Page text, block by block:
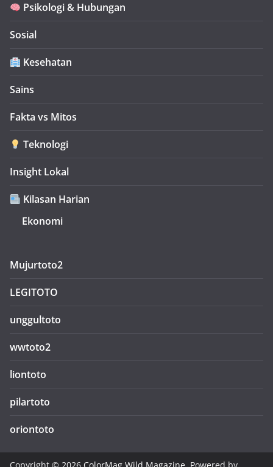
Psikologi & Hubungan
Sosial
Kesehatan
Sains
Fakta vs Mitos
Teknologi
Insight Lokal
Kilasan Harian
Ekonomi
Mujurtoto2
LEGITOTO
unggultoto
wwtoto2
liontoto
pilartoto
oriontoto